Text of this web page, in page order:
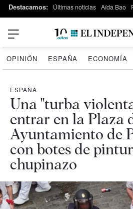
Destacamos: Últimas noticias Aída Bao
OPINIÓN ESPAÑA ECONOMÍA
ESPAÑA
Una "turba
entrar en la Plaza
Ayuntamiento de
con botes de
chupinazo